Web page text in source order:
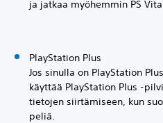
ja jatkaa myöhemmin PS
PlayStation Plus
Jos sinulla on PlayStation
käyttää PlayStation Plus -
tietojen siirtämiseen, kun
peliä.